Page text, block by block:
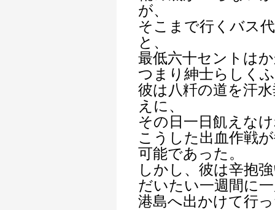
が、
そこまで行くバス
と、
最低六十セントは
つまり紳士らしく
彼は八粁の道を汗
えに、
その日一日飢えな
こうした出血作戦
可能であった。
しかし、彼は辛抱
だいたい一週間に
港島へ出かけて行